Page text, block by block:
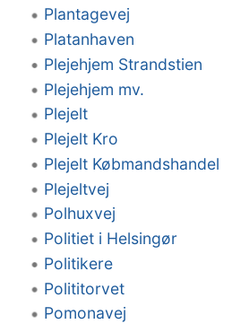
Plantagevej
Platanhaven
Plejehjem Strandstien
Plejehjem mv.
Plejelt
Plejelt Kro
Plejelt Købmandshandel
Plejeltvej
Polhuxvej
Politiet i Helsingør
Politikere
Polititorvet
Pomonavej